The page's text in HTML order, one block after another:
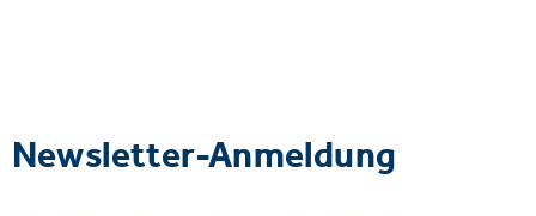
Newsletter-Anmeldung